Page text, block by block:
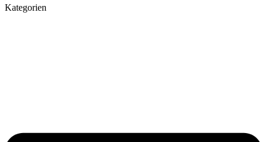
Kategorien